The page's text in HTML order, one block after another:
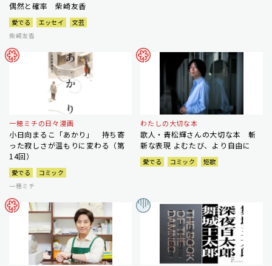
偶然と確率 柴崎友香
愛でる エッセイ
文芸
柴崎友香
一穂ミチの日々漫画
小日向まるこ「あかり」 持ち寄
った寂しさが温もりに変わる（第
14回）
愛でる
コミック
一穂ミチ
わたしの大切な本
歌人・青松輝さんの大切な本 斬
新な表現 よむたび、より自由に
愛でる コミック 短歌